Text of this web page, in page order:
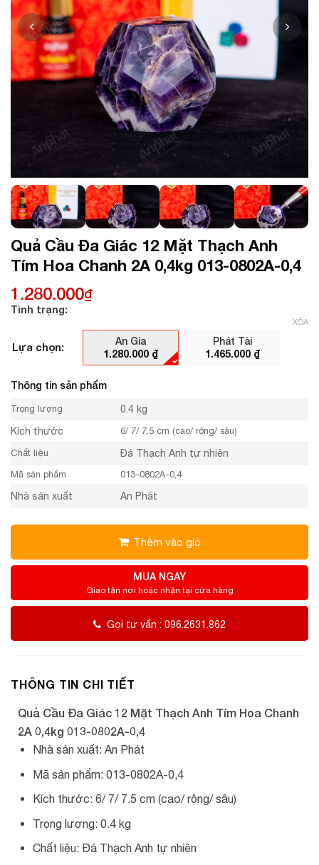
Quả Cầu Đa Giác 12 Mặt Thạch Anh
Tím Hoa Chanh 2A 0,4kg 013-0802A-0,4
1.280.000₫
Tình trạng:
Lựa chọn:
An Gia
1.280.000 ₫
Phát Tài
1.465.000 ₫
XÓA
Thông tin sản phẩm
Trọng lượng
0.4 kg
Kích thước
6/ 7/ 7.5 cm (cao/ rộng/ sâu)
Chất liệu Đá Thạch Anh tự nhiên
Mã sản phẩm 013-0802A-0,4
Nhà sản xuất An Phát
Thêm vào giỏ
MUA NGAY
Giao tận nơi hoặc nhận tại cửa hàng
Gọi tư vấn : 096.2631.862
THÔNG TIN CHI TIẾT
Quả Cầu Đa Giác 12 Mặt Thạch Anh Tím Hoa Chanh
2A 0,4kg 013-0802A-0,4
Nhà sản xuất: An Phát
Mã sản phẩm: 013-0802A-0,4
Kích thước: 6/ 7/ 7.5 cm (cao/ rộng/ sâu)
Trọng lượng: 0.4 kg
Chất liệu: Đá Thạch Anh tự nhiên